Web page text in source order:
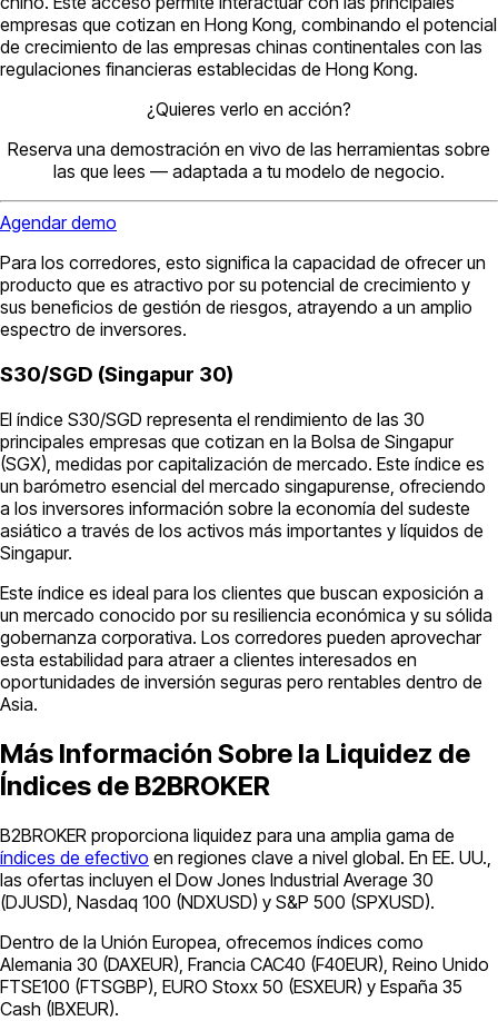
empresas que cotizan en Hong Kong, combinando el potencial
de crecimiento de las empresas chinas continentales con las
regulaciones financieras establecidas de Hong Kong.
¿Quieres verlo en acción?
Reserva una demostración en vivo de las herramientas sobre
las que lees — adaptada a tu modelo de negocio.
Agendar demo
Para los corredores, esto significa la capacidad de ofrecer un
producto que es atractivo por su potencial de crecimiento y
sus beneficios de gestión de riesgos, atrayendo a un amplio
espectro de inversores.
S30/SGD (Singapur 30)
El índice S30/SGD representa el rendimiento de las 30
principales empresas que cotizan en la Bolsa de Singapur
(SGX), medidas por capitalización de mercado. Este índice es
un barómetro esencial del mercado singapurense, ofreciendo
a los inversores información sobre la economía del sudeste
asiático a través de los activos más importantes y líquidos de
Singapur.
Este índice es ideal para los clientes que buscan exposición a
un mercado conocido por su resiliencia económica y su sólida
gobernanza corporativa. Los corredores pueden aprovechar
esta estabilidad para atraer a clientes interesados en
oportunidades de inversión seguras pero rentables dentro de
Asia.
Más Información Sobre la Liquidez de
Índices de B2BROKER
B2BROKER proporciona liquidez para una amplia gama de
índices de efectivo en regiones clave a nivel global. En EE. UU.,
las ofertas incluyen el Dow Jones Industrial Average 30
(DJUSD), Nasdaq 100 (NDXUSD) y S&P 500 (SPXUSD).
Dentro de la Unión Europea, ofrecemos índices como
Alemania 30 (DAXEUR), Francia CAC40 (F40EUR), Reino Unido
FTSE100 (FTSGBP), EURO Stoxx 50 (ESXEUR) y España 35
Cash (IBXEUR).